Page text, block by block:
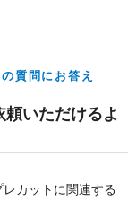
質問にお答え
いただけるよ
カットに関連する